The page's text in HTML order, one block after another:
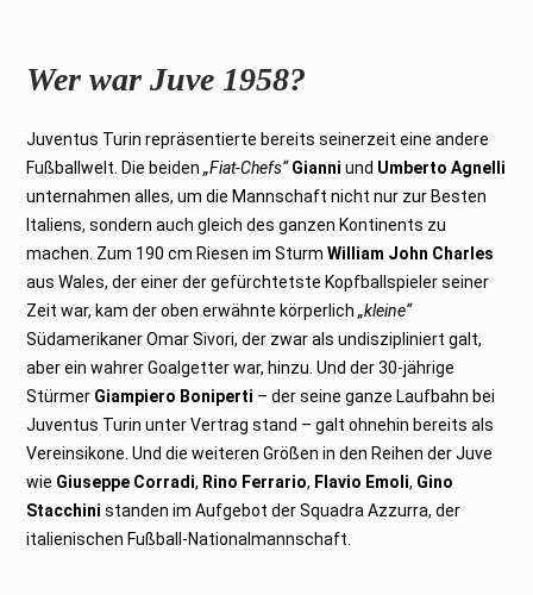
Wer war Juve 1958?
Juventus Turin repräsentierte bereits seinerzeit eine andere
Fußballwelt. Die beiden„Fiat-Chefs“Gianniund Umberto Agnelli
unternahmen alles, um die Mannschaft nicht nur zur Besten
Italiens, sondern auch gleich des ganzen Kontinents zu
machen. Zum 190 cm Riesen im SturmWilliam John Charles
aus Wales, der einer der gefürchtetste Kopfballspieler seiner
Zeit war, kam der oben erwähnte körperlich„kleine“
Südamerikaner Omar Sivori, der zwar als undiszipliniert galt,
aber ein wahrer Goalgetter war, hinzu. Und der 30-jährige
Stürmer Giampiero Boniperti – der seine ganze Laufbahn bei
Juventus Turin unter Vertrag stand – galt ohnehin bereits als
Vereinsikone. Und die weiteren Größen in den Reihen der Juve
wie Giuseppe Corradi, Rino Ferrario, Flavio Emoli, Gino
Stacchini standen im Aufgebot der Squadra Azzurra, der
italienischen Fußball-Nationalmannschaft.